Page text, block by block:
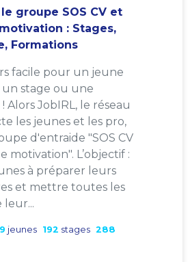
groupe SOS CV et
: Stages,
Formations
facile pour un jeune
stage ou une
Alors JobIRL, le réseau
les jeunes et les pro,
d'entraide "SOS CV
motivation". L’objectif :
à préparer leurs
et mettre toutes les
leur...
jeunes 192 stages 288